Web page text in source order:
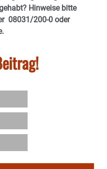
Hinweise bitte
08031/200-0 oder